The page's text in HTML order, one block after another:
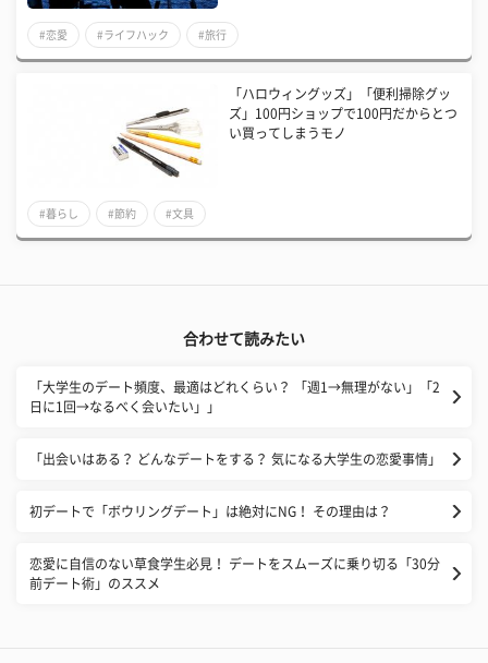
#恋愛 #ライフハック #旅行
「ハロウィングッズ」「便利掃除グッ
ズ」100円ショップで100円だからとつ
い買ってしまうモノ
#暮らし #節約 #文具
合わせて読みたい
「大学生のデート頻度、最適はどれくらい？ 「週1→無理がない」「2
日に1回→なるべく会いたい」」
「出会いはある？ どんなデートをする？ 気になる大学生の恋愛事情」
初デートで「ボウリングデート」は絶対にNG！ その理由は？
恋愛に自信のない草食学生必見！ デートをスムーズに乗り切る「30分
前デート術」のススメ